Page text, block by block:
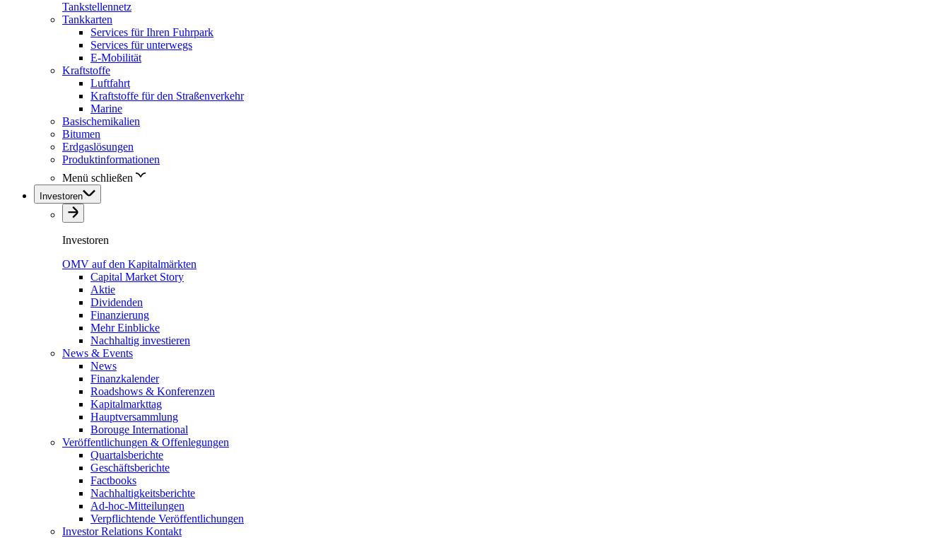
Tankstellennetz
Tankkarten
Services für Ihren Fuhrpark
Services für unterwegs
E-Mobilität
Kraftstoffe
Luftfahrt
Kraftstoffe für den Straßenverkehr
Marine
Basischemikalien
Bitumen
Erdgaslösungen
Produktinformationen
Menü schließen
Investoren
Investoren
OMV auf den Kapitalmärkten
Capital Market Story
Aktie
Dividenden
Finanzierung
Mehr Einblicke
Nachhaltig investieren
News & Events
News
Finanzkalender
Roadshows & Konferenzen
Kapitalmarkttag
Hauptversammlung
Borouge International
Veröffentlichungen & Offenlegungen
Quartalsberichte
Geschäftsberichte
Factbooks
Nachhaltigkeitsberichte
Ad-hoc-Mitteilungen
Verpflichtende Veröffentlichungen
Investor Relations Kontakt